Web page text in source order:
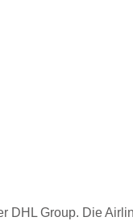
DHL Group. Die